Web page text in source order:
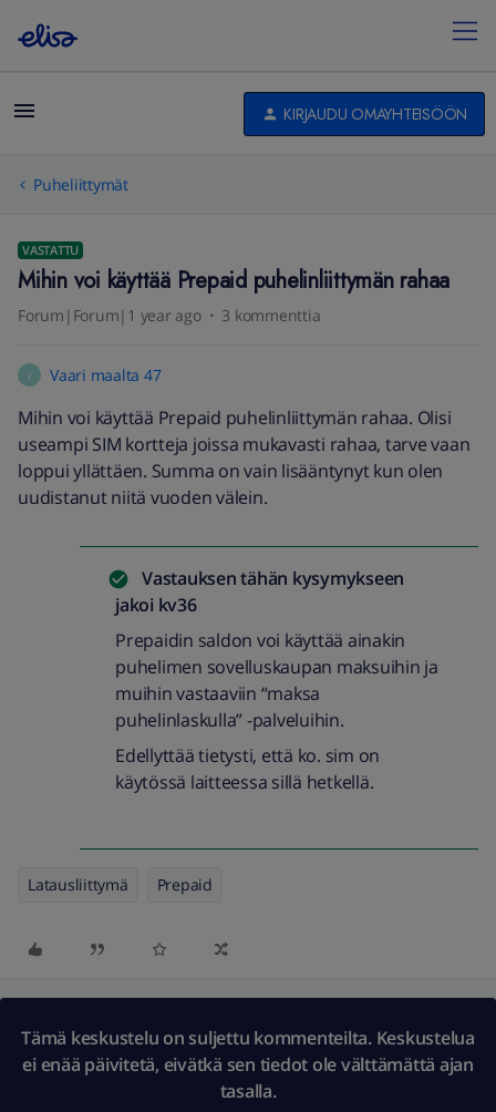
KIRJAUDU OMAYHTEISÖÖN
Puheliittymät
VASTATTU
Mihin voi käyttää Prepaid puhelinliittymän rahaa
Forum|Forum|1 year ago 3 kommenttia
V Vaari maalta 47
Mihin voi käyttää Prepaid puhelinliittymän rahaa. Olisi
useampi SIM kortteja joissa mukavasti rahaa, tarve vaan
loppui yllättäen. Summa on vain lisääntynyt kun olen
uudistanut niitä vuoden välein.
Vastauksen tähän kysymykseen
jakoi kv36
Prepaidin saldon voi käyttää ainakin
puhelimen sovelluskaupan maksuihin ja
muihin vastaaviin “maksa
puhelinlaskulla” -palveluihin.
Edellyttää tietysti, että ko. sim on
käytössä laitteessa sillä hetkellä.
Latausliittymä Prepaid
Tämä keskustelu on suljettu kommenteilta. Keskustelua
ei enää päivitetä, eivätkä sen tiedot ole välttämättä ajan
tasalla.